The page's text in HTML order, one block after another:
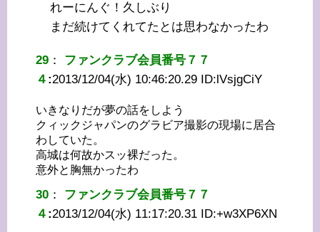
れーにんぐ！久しぶり
まだ続けてくれてたとは思わなかったわ
29 ： ファンクラブ会員番号７７
４ :2013/12/04(水) 10:46:20.29 ID:lVsjgCiY
いきなりだが夢の話をしよう
クィックジャパンのグラビア撮影の現場に居合
わしていた。
高城は何故かスッ裸だった。
意外と胸無かったわ
30 ： ファンクラブ会員番号７７
４ :2013/12/04(水) 11:17:20.31 ID:+w3XP6XN